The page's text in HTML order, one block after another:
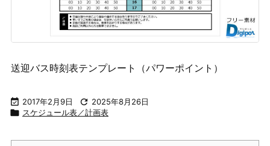
送迎バス時刻表テンプレート（パワーポイント）
 2017年2月9日  2025年8月26日
 スケジュール表／計画表